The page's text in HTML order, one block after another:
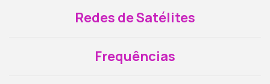
Redes de Satélites
Frequências